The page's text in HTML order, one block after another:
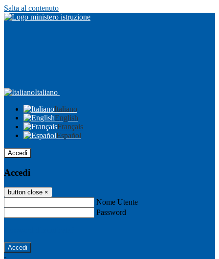
Salta al contenuto
Italiano
Italiano
English
Français
Español
Accedi
Accedi
button close ×
Nome Utente
Password
-